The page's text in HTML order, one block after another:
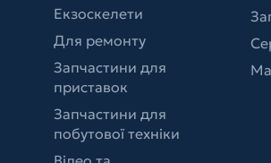
Екзоскелети
Для ремонту
Запчастини для
приставок
Запчастини для
побутової техніки